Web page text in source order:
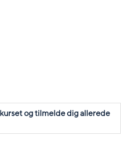
og tilmelde dig allerede